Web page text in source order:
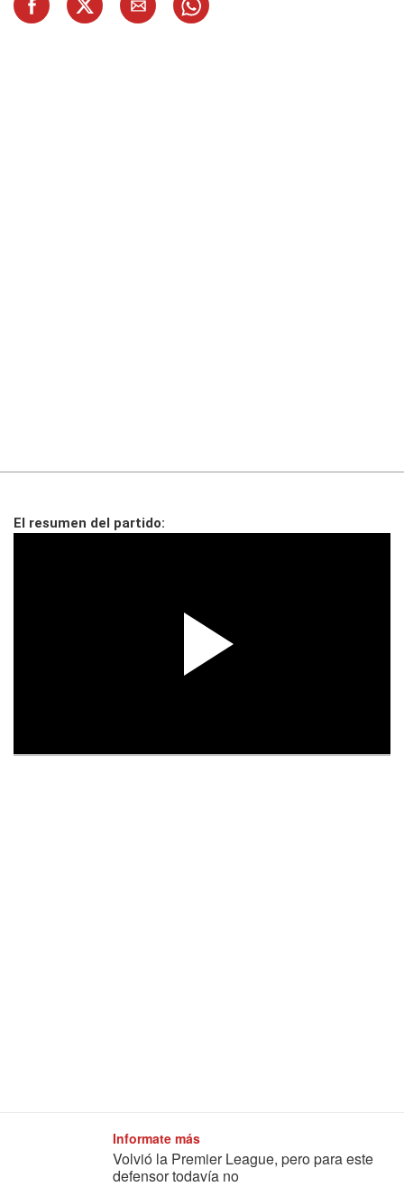
El resumen del partido:
Informate más
Volvió la Premier League, pero para este
defensor todavía no